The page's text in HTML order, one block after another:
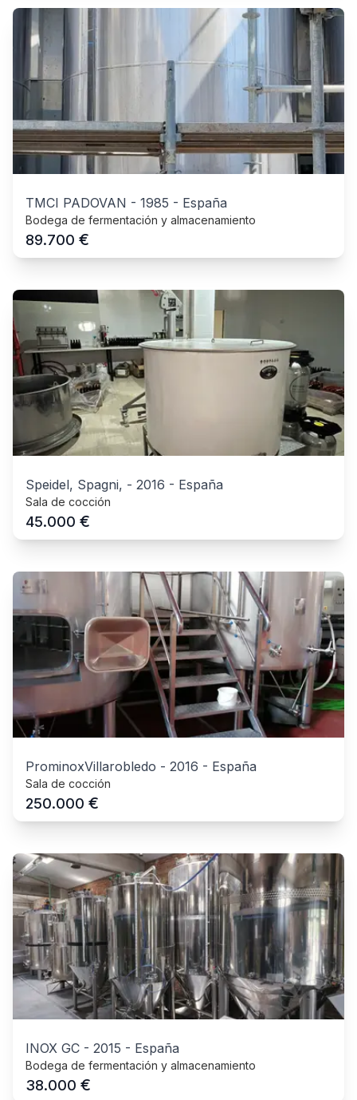
TMCI PADOVAN - 1985 - España
Bodega de fermentación y almacenamiento
89.700 €
Speidel, Spagni, - 2016 - España
Sala de cocción
45.000 €
ProminoxVillarobledo - 2016 - España
Sala de cocción
250.000 €
INOX GC - 2015 - España
Bodega de fermentación y almacenamiento
38.000 €